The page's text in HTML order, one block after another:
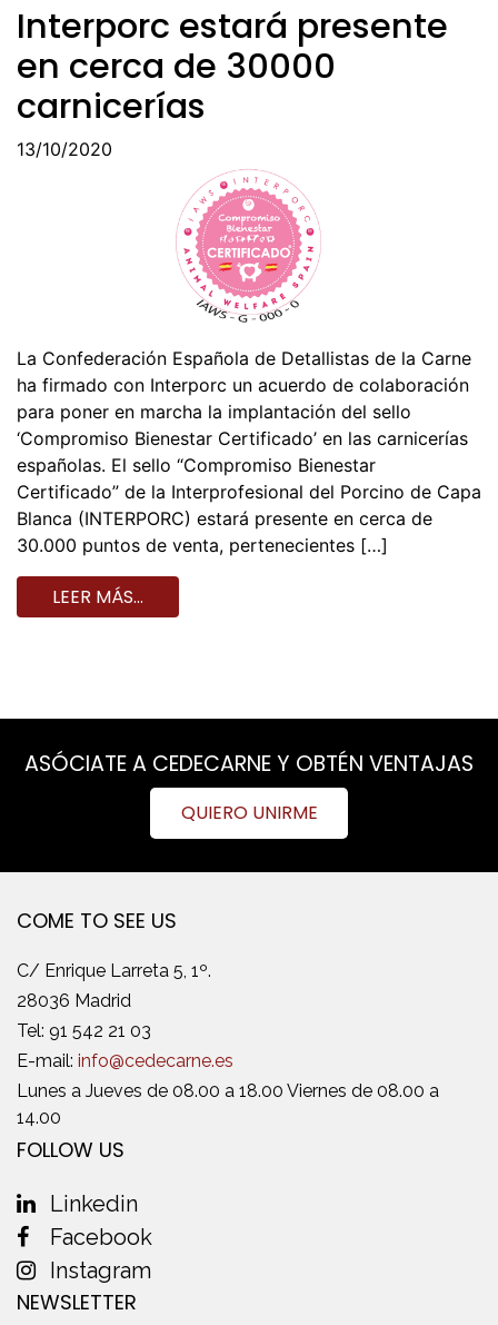
Interporc estará presente
en cerca de 30000
carnicerías
13/10/2020
La Confederación Española de Detallistas de la Carne
ha firmado con Interporc un acuerdo de colaboración
para poner en marcha la implantación del sello
‘Compromiso Bienestar Certificado’ en las carnicerías
españolas. El sello “Compromiso Bienestar
Certificado” de la Interprofesional del Porcino de Capa
Blanca (INTERPORC) estará presente en cerca de
30.000 puntos de venta, pertenecientes […]
LEER MÁS…
ASÓCIATE A CEDECARNE Y OBTÉN VENTAJAS
QUIERO UNIRME
COME TO SEE US
C/ Enrique Larreta 5, 1º.
28036 Madrid
Tel: 91 542 21 03
E-mail: info@cedecarne.es
Lunes a Jueves de 08.00 a 18.00 Viernes de 08.00 a
14.00
FOLLOW US
Linkedin
Facebook
Instagram
NEWSLETTER